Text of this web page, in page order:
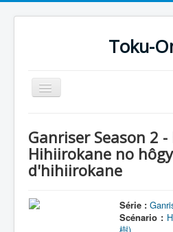
Toku-
Basculer
la
Toku-Actrices
Toku-Critiques
Ganriser Season 2 -
Hihiirokane no
d'hihiirokane
Série :
Scénario :